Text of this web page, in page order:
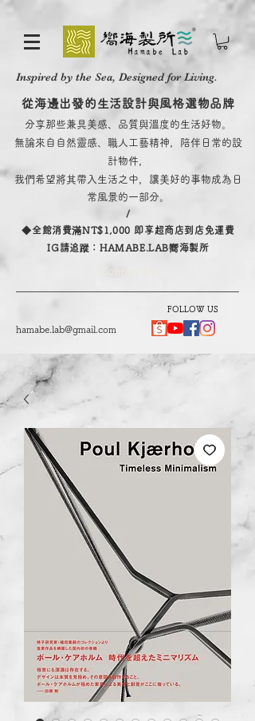
Inspired by the Sea, Designed for Living.
從海邊出發的生活設計與風格選物品牌
分享那些兼具美感、品質與溫度的生活好物。
無論來自自然靈感、職人工藝精神，陪伴日常的設
計物件，
我們希望將其帶入生活之中，讓美好的事物成為日
常風景的一部分。
/
​◆全館消費滿NT$1,000 即享超商店到店免運費
IG請追蹤：HAMABE.LAB嚮海製所
FOLLOW US
hamabe.lab@gmail.com